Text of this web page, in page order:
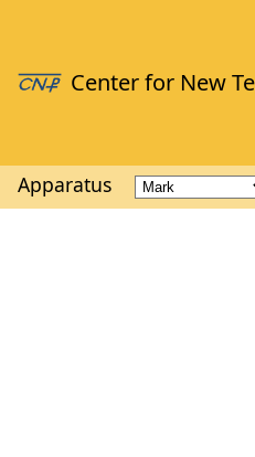
Apparatus